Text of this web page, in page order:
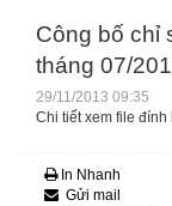
Công bố chỉ
tháng 07/
29/11/2013 09:35
Chi tiết xem file đính
In Nhanh
Gửi mail